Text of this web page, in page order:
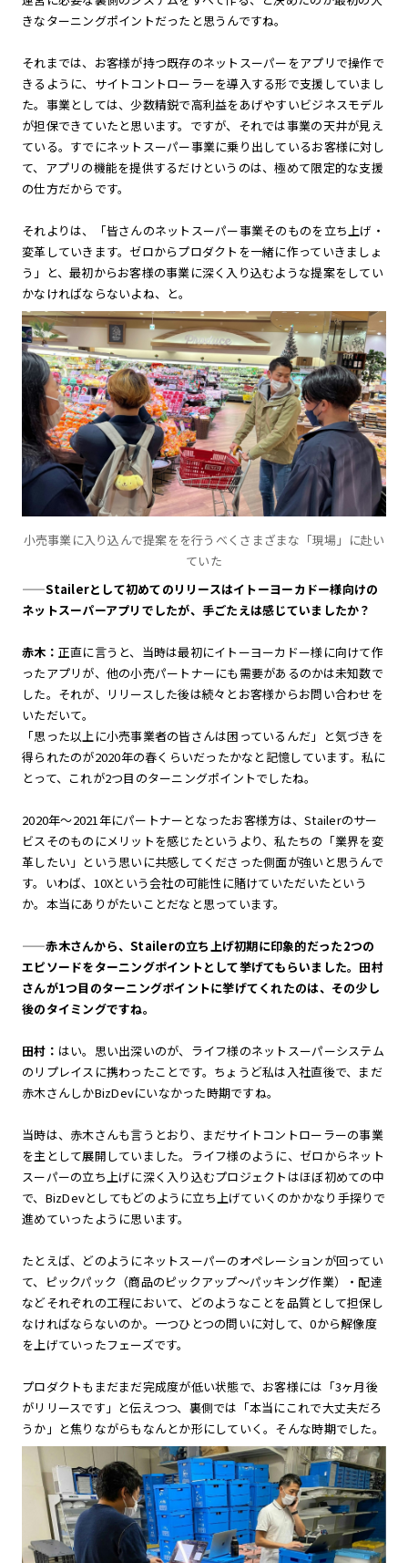
きなターニングポイントだったと思うんですね。
それまでは、お客様が持つ既存のネットスーパーをアプリで操作で
きるように、サイトコントローラーを導入する形で支援していまし
た。事業としては、少数精鋭で高利益をあげやすいビジネスモデル
が担保できていたと思います。ですが、それでは事業の天井が見え
ている。すでにネットスーパー事業に乗り出しているお客様に対し
て、アプリの機能を提供するだけというのは、極めて限定的な支援
の仕方だからです。
それよりは、「皆さんのネットスーパー事業そのものを立ち上げ・
変革していきます。ゼロからプロダクトを一緒に作っていきましょ
う」と、最初からお客様の事業に深く入り込むような提案をしてい
かなければならないよね、と。
小売事業に入り込んで提案をを行うべくさまざまな「現場」に赴い
ていた
——Stailerとして初めてのリリースはイトーヨーカドー様向けの
ネットスーパーアプリでしたが、手ごたえは感じていましたか？
赤木： 正直に言うと、当時は最初にイトーヨーカドー様に向けて作
ったアプリが、他の小売パートナーにも需要があるのかは未知数で
した。それが、リリースした後は続々とお客様からお問い合わせを
いただいて。
「思った以上に小売事業者の皆さんは困っているんだ」と気づきを
得られたのが2020年の春くらいだったかなと記憶しています。私に
とって、これが2つ目のターニングポイントでしたね。
2020年〜2021年にパートナーとなったお客様方は、Stailerのサー
ビスそのものにメリットを感じたというより、私たちの「業界を変
革したい」という思いに共感してくださった側面が強いと思うんで
す。いわば、10Xという会社の可能性に賭けていただいたという
か。本当にありがたいことだなと思っています。
——赤木さんから、Stailerの立ち上げ初期に印象的だった2つの
エピソードをターニングポイントとして挙げてもらいました。田村
さんが1つ目のターニングポイントに挙げてくれたのは、その少し
後のタイミングですね。
田村： はい。思い出深いのが、ライフ様のネットスーパーシステム
のリプレイスに携わったことです。ちょうど私は入社直後で、まだ
赤木さんしかBizDevにいなかった時期ですね。
当時は、赤木さんも言うとおり、まだサイトコントローラーの事業
を主として展開していました。ライフ様のように、ゼロからネット
スーパーの立ち上げに深く入り込むプロジェクトはほぼ初めての中
で、BizDevとしてもどのように立ち上げていくのかかなり手探りで
進めていったように思います。
たとえば、どのようにネットスーパーのオペレーションが回ってい
て、ピックパック（商品のピックアップ〜パッキング作業）・配達
などそれぞれの工程において、どのようなことを品質として担保し
なければならないのか。一つひとつの問いに対して、0から解像度
を上げていったフェーズです。
プロダクトもまだまだ完成度が低い状態で、お客様には「3ヶ月後
がリリースです」と伝えつつ、裏側では「本当にこれで大丈夫だろ
うか」と焦りながらもなんとか形にしていく。そんな時期でした。